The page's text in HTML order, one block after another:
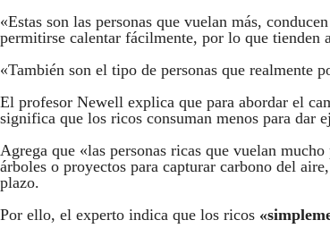
«Estas son las personas que vuelan más,
permitirse calentar fácilmente, por lo que tienden
«También son el tipo de personas que realmente
El profesor Newell explica que para abordar el
significa que los ricos consuman menos para dar
Agrega que «las personas ricas que vuelan
árboles o proyectos para capturar carbono del
plazo.
Por ello, el experto indica que los ricos